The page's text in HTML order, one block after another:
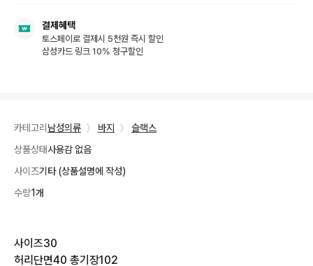
결제혜택
토스페이로 결제시 5천원 즉시 할인
삼성카드 링크 10% 청구할인
카테고리 남성의류 〉 바지 〉
슬랙스
상품상태사용감 없음
사이즈기타 (상품설명에 작성)
수량1개
사이즈30
허리단면40 총기장102